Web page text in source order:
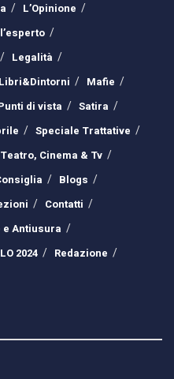
L’Opinione
Legalità
Libri&Dintorni
Mafie
di vista
Satira
Speciale Trattative
Teatro, Cinema & Tv
Blogs
Contatti
e Antiusura
2024
Redazione